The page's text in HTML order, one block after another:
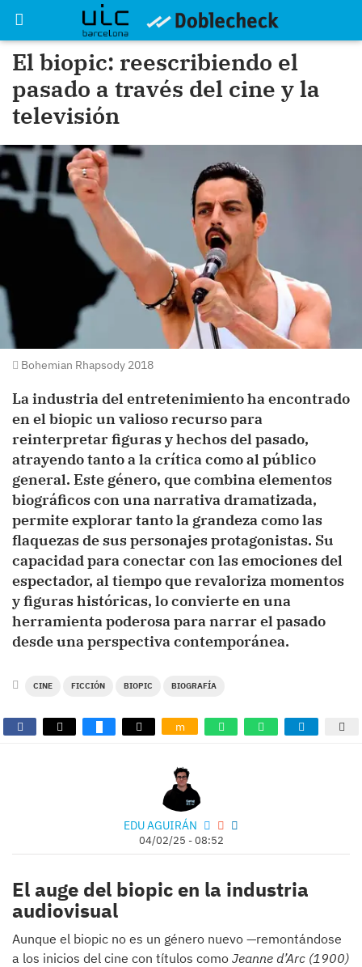
El biopic: reescribiendo el
pasado a través del cine y la
televisión
Bohemian Rhapsody 2018
La industria del entretenimiento ha encontrado
en el biopic un valioso recurso para
reinterpretar figuras y hechos del pasado,
atrayendo tanto a la crítica como al público
general. Este género, que combina elementos
biográficos con una narrativa dramatizada,
permite explorar tanto la grandeza como las
flaquezas de sus personajes protagonistas. Su
capacidad para conectar con las emociones del
espectador, al tiempo que revaloriza momentos
y figuras históricas, lo convierte en una
herramienta poderosa para narrar el pasado
desde una perspectiva contemporánea.
CINE FICCIÓN BIOPIC BIOGRAFÍA
m
EDU AGUIRÁN
04/02/25 - 08:52
El auge del biopic en la industria
audiovisual
Aunque el biopic no es un género nuevo —remontándose
a los inicios del cine con títulos como Jeanne d’Arc (1900)